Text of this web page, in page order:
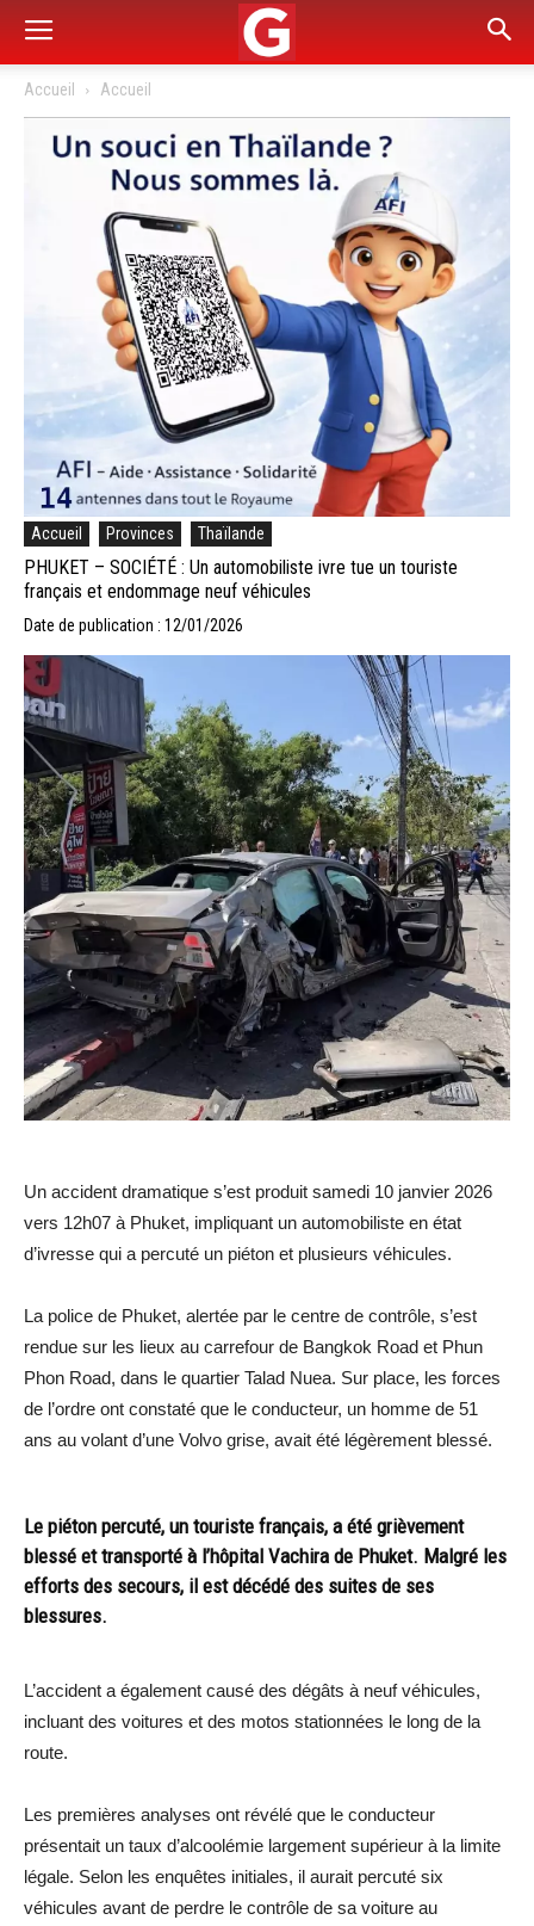
Accueil Accueil
Accueil Provinces Thaïlande
PHUKET – SOCIÉTÉ : Un automobiliste ivre tue un touriste
français et endommage neuf véhicules
Date de publication : 12/01/2026
Un accident dramatique s’est produit samedi 10 janvier 2026
vers 12h07 à Phuket, impliquant un automobiliste en état
d’ivresse qui a percuté un piéton et plusieurs véhicules.
La police de Phuket, alertée par le centre de contrôle, s’est
rendue sur les lieux au carrefour de Bangkok Road et Phun
Phon Road, dans le quartier Talad Nuea. Sur place, les forces
de l’ordre ont constaté que le conducteur, un homme de 51
ans au volant d’une Volvo grise, avait été légèrement blessé.
Le piéton percuté, un touriste français, a été grièvement
blessé et transporté à l’hôpital Vachira de Phuket. Malgré les
efforts des secours, il est décédé des suites de ses
blessures.
L’accident a également causé des dégâts à neuf véhicules,
incluant des voitures et des motos stationnées le long de la
route.
Les premières analyses ont révélé que le conducteur
présentait un taux d’alcoolémie largement supérieur à la limite
légale. Selon les enquêtes initiales, il aurait percuté six
véhicules avant de perdre le contrôle de sa voiture au